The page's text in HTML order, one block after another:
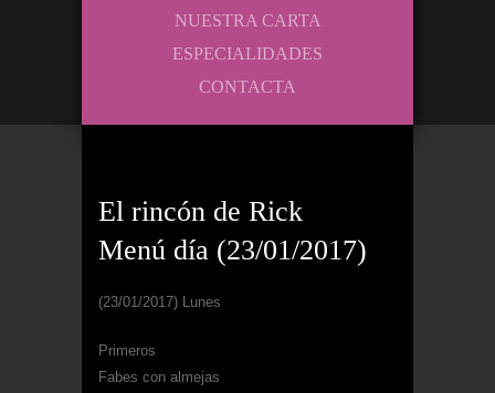
NUESTRA CARTA
ESPECIALIDADES
CONTACTA
El rincón de Rick
Menú día (23/01/2017)
(23/01/2017) Lunes
Primeros
Fabes con almejas